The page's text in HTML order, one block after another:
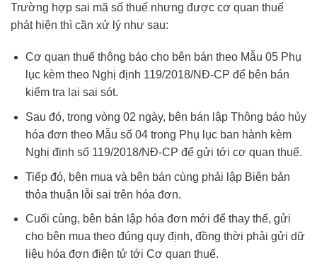
Trường hợp sai mã số thuế nhưng được cơ quan thuế
phát hiện thì cần xử lý như sau:
Cơ quan thuế thông báo cho bên bán theo Mẫu 05 Phụ
lục kèm theo Nghị định 119/2018/NĐ-CP để bên bán
kiểm tra lại sai sót.
Sau đó, trong vòng 02 ngày, bên bán lập Thông báo hủy
hóa đơn theo Mẫu số 04 trong Phụ lục ban hành kèm
Nghị định số 119/2018/NĐ-CP để gửi tới cơ quan thuế.
Tiếp đó, bên mua và bên bán cùng phải lập Biên bản
thỏa thuận lỗi sai trên hóa đơn.
Cuối cùng, bên bán lập hóa đơn mới để thay thế, gửi
cho bên mua theo đúng quy định, đồng thời phải gửi dữ
liệu hóa đơn điện tử tới Cơ quan thuế.